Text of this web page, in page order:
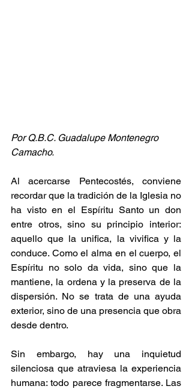
Por Q.B.C. Guadalupe Montenegro
Camacho.
Al acercarse Pentecostés, conviene
recordar que la tradición de la Iglesia no
ha visto en el Espíritu Santo un don
entre otros, sino su principio interior:
aquello que la unifica, la vivifica y la
conduce. Como el alma en el cuerpo, el
Espíritu no solo da vida, sino que la
mantiene, la ordena y la preserva de la
dispersión. No se trata de una ayuda
exterior, sino de una presencia que obra
desde dentro.
Sin embargo, hay una inquietud
silenciosa que atraviesa la experiencia
humana: todo parece fragmentarse. Las